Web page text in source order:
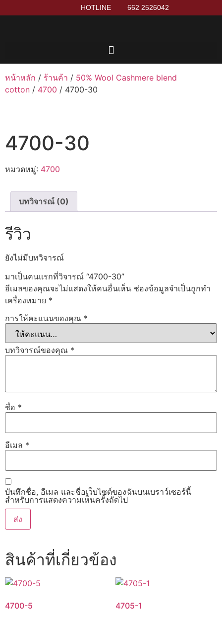
HOTLINE 662 2526042
หน้าหลัก / ร้านค้า / 50% Wool Cashmere blend
cotton / 4700 / 4700-30
4700-30
หมวดหมู่: 4700
บทวิจารณ์ (0)
รีวิว
ยังไม่มีบทวิจารณ์
มาเป็นคนแรกที่วิจารณ์ “4700-30”
อีเมลของคุณจะไม่แสดงให้คนอื่นเห็น ช่องข้อมูลจำเป็นถูกทำ
เครื่องหมาย *
การให้คะแนนของคุณ *
บทวิจารณ์ของคุณ *
ชื่อ *
อีเมล *
บันทึกชื่อ, อีเมล และชื่อเว็บไซต์ของฉันบนเบราว์เซอร์นี้
สำหรับการแสดงความเห็นครั้งถัดไป
สินค้าที่เกี่ยวข้อง
4700-5 4705-1